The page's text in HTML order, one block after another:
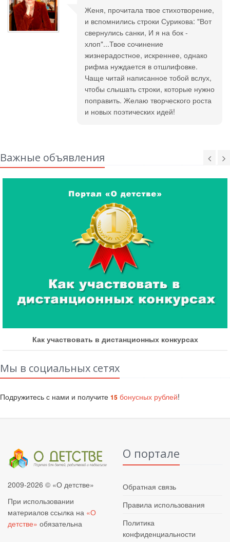
Женя, прочитала твое стихотворение,
и вспомнились строки Сурикова: "Вот
свернулись санки, И я на бок -
хлоп"...Твое сочинение
жизнерадостное, искреннее, однако
рифма нуждается в отшлифовке.
Чаще читай написанное тобой вслух,
чтобы слышать строки, которые нужно
поправить. Желаю творческого роста
и новых поэтических идей!
Важные объявления
Как участвовать в дистанционных конкурсах
Мы в социальных сетях
Подружитесь с нами и получите 15 бонусных рублей!
2009-2026 © «О детстве»
При использовании
материалов ссылка на «О
детстве» обязательна
О портале
Обратная связь
Правила использования
Политика
конфиденциальности